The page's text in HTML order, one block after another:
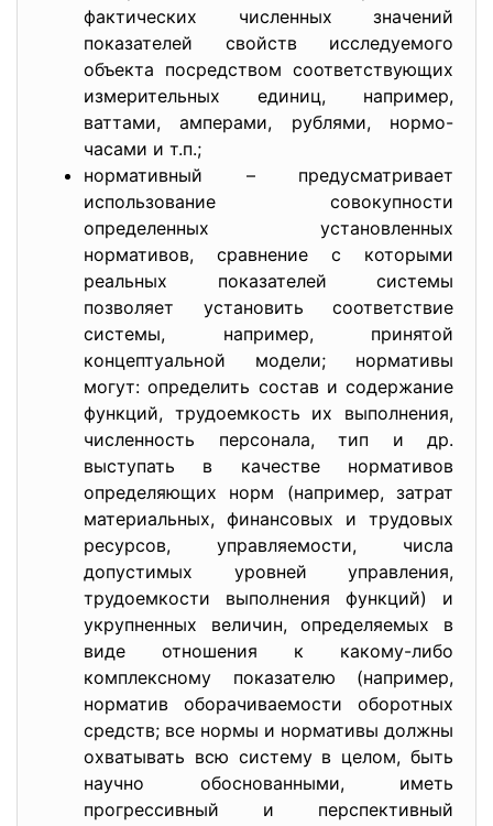
фактических численных значений
показателей свойств исследуемого
объекта посредством соответствующих
измерительных единиц, например,
ваттами, амперами, рублями, нормо-
часами и т.п.;
нормативный – предусматривает
использование совокупности
определенных установленных
нормативов, сравнение с которыми
реальных показателей системы
позволяет установить соответствие
системы, например, принятой
концептуальной модели; нормативы
могут: определить состав и содержание
функций, трудоемкость их выполнения,
численность персонала, тип и др.
выступать в качестве нормативов
определяющих норм (например, затрат
материальных, финансовых и трудовых
ресурсов, управляемости, числа
допустимых уровней управления,
трудоемкости выполнения функций) и
укрупненных величин, определяемых в
виде отношения к какому-либо
комплексному показателю (например,
норматив оборачиваемости оборотных
средств; все нормы и нормативы должны
охватывать всю систему в целом, быть
научно обоснованными, иметь
прогрессивный и перспективный